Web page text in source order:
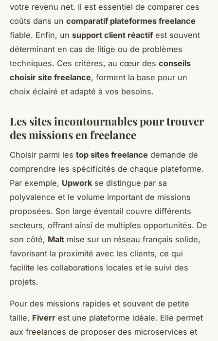
votre revenu net. Il est essentiel de comparer ces
coûts dans un comparatif plateformes freelance
fiable. Enfin, un support client réactifest souvent
déterminant en cas de litige ou de problèmes
techniques. Ces critères, au cœur des conseils
choisir site freelance, forment la base pour un
choix éclairé et adapté à vos besoins.
Les sites incontournables pour trouver
des missions en freelance
Choisir parmi les top sites freelance demande de
comprendre les spécificités de chaque plateforme.
Par exemple, Upwork se distingue par sa
polyvalence et le volume important de missions
proposées. Son large éventail couvre différents
secteurs, offrant ainsi de multiples opportunités. De
son côté, Malt mise sur un réseau français solide,
favorisant la proximité avec les clients, ce qui
facilite les collaborations locales et le suivi des
projets.
Pour des missions rapides et souvent de petite
taille, Fiverr est une plateforme idéale. Elle permet
aux freelances de proposer des microservices et